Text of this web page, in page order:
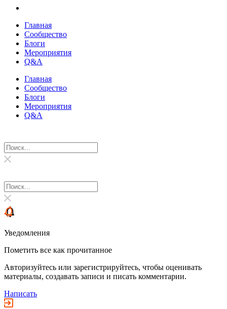
Главная
Сообщество
Блоги
Мероприятия
Q&A
Главная
Сообщество
Блоги
Мероприятия
Q&A
Уведомления
Пометить все как прочитанное
Авторизуйтесь или зарегистрируйтесь, чтобы оценивать
материалы, создавать записи и писать комментарии.
Написать